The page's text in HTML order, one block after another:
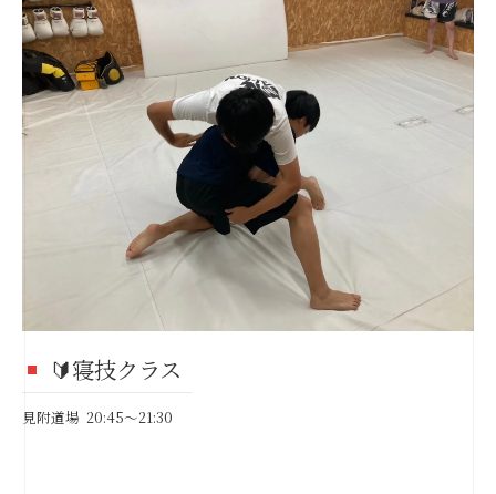
🔰寝技クラス
見附道場 20:45～21:30